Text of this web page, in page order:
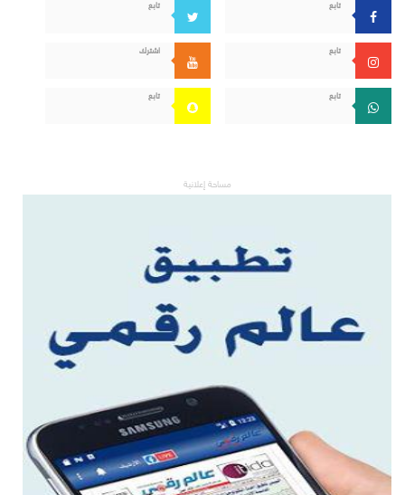
تابع تابع
تابع اشترك
تابع تابع
مساحة إعلانية